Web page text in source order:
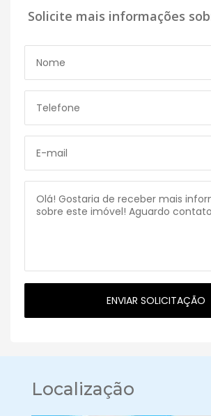
Solicite mais informações
Localização